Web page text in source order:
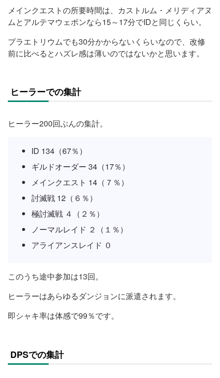
メインクエストの所要時間は、カストルム・メリディアヌ
ムとアルテマウェポンなら15～17分でIDと同じくらい。
プラエトリウムでも30分かからないくらいなので、改修
前に比べるとハズレ感は薄いのではないかと思います。
ヒーラーでの集計
ヒーラー200回ぶんの集計。
ID 134（67％）
ギルドオーダー 34（17％）
メインクエスト 14（７％）
討滅戦 12（６％）
極討滅戦 ４（２％）
ノーマルレイド ２（１％）
アライアンスレイド ０
このうち途中参加は13回。
ヒーラーはあらゆるダンジョンに派遣されます。
即シャキ率は体感で99％です。
DPSでの集計